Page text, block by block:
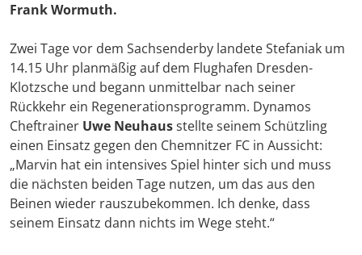
Frank Wormuth.
Zwei Tage vor dem Sachsenderby landete Stefaniak um
14.15 Uhr planmäßig auf dem Flughafen Dresden-
Klotzsche und begann unmittelbar nach seiner
Rückkehr ein Regenerationsprogramm. Dynamos
Cheftrainer Uwe Neuhausstellte seinem Schützling
einen Einsatz gegen den Chemnitzer FC in Aussicht:
„Marvin hat ein intensives Spiel hinter sich und muss
die nächsten beiden Tage nutzen, um das aus den
Beinen wieder rauszubekommen. Ich denke, dass
seinem Einsatz dann nichts im Wege steht.“